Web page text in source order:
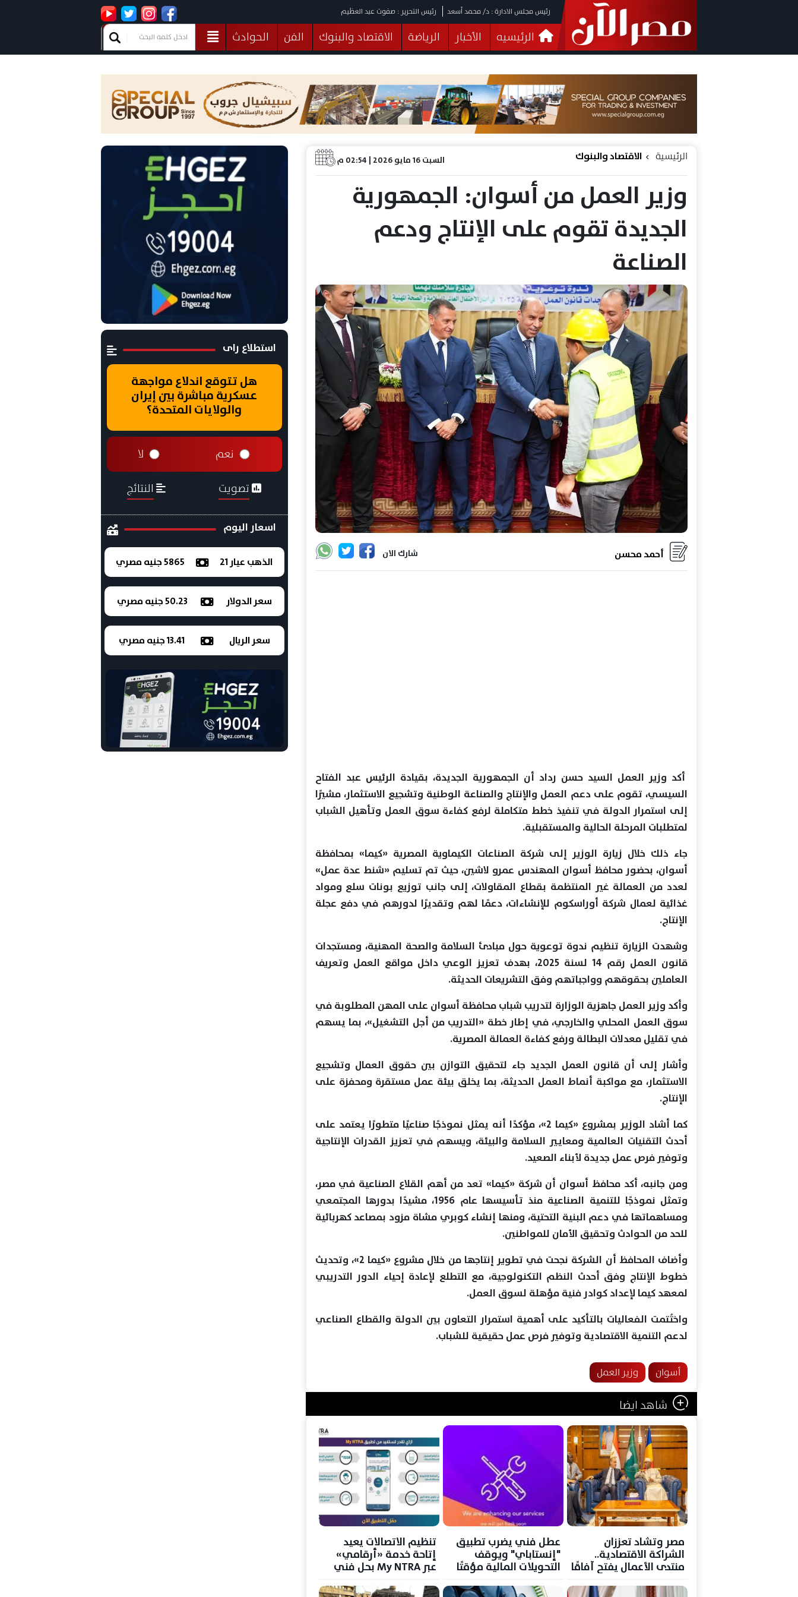
رئيس مجلس الادارة : د/ محمد أسعد رئيس التحرير : صفوت عبد العظيم
الرئيسيه الأخبار الرياضة الاقتصاد والبنوك الفن
الحوادث
فيديوهات
البرلمان صحة الثقافة خدمات منوعات
السبت 16 مايو 2026 | 02:54 م الرئيسية الاقتصاد والبنوك
وزير العمل من أسوان: الجمهورية
الجديدة تقوم على الإنتاج ودعم
الصناعة
شارك الان أحمد محسن
أكد وزير العمل السيد حسن رداد أن الجمهورية الجديدة، بقيادة الرئيس عبد الفتاح
السيسي، تقوم على دعم العمل والإنتاج والصناعة الوطنية وتشجيع الاستثمار، مشيرًا
إلى استمرار الدولة في تنفيذ خطط متكاملة لرفع كفاءة سوق العمل وتأهيل الشباب
لمتطلبات المرحلة الحالية والمستقبلية.
جاء ذلك خلال زيارة الوزير إلى شركة الصناعات الكيماوية المصرية «كيما» بمحافظة
أسوان، بحضور محافظ أسوان المهندس عمرو لاشين، حيث تم تسليم «شنط عدة عمل»
لعدد من العمالة غير المنتظمة بقطاع المقاولات، إلى جانب توزيع بونات سلع ومواد
غذائية لعمال شركة أوراسكوم للإنشاءات، دعمًا لهم وتقديرًا لدورهم في دفع عجلة
الإنتاج.
وشهدت الزيارة تنظيم ندوة توعوية حول مبادئ السلامة والصحة المهنية، ومستجدات
قانون العمل رقم 14 لسنة 2025، بهدف تعزيز الوعي داخل مواقع العمل وتعريف
العاملين بحقوقهم وواجباتهم وفق التشريعات الحديثة.
وأكد وزير العمل جاهزية الوزارة لتدريب شباب محافظة أسوان على المهن المطلوبة في
سوق العمل المحلي والخارجي، في إطار خطة «التدريب من أجل التشغيل»، بما يسهم
في تقليل معدلات البطالة ورفع كفاءة العمالة المصرية.
وأشار إلى أن قانون العمل الجديد جاء لتحقيق التوازن بين حقوق العمال وتشجيع
الاستثمار، مع مواكبة أنماط العمل الحديثة، بما يخلق بيئة عمل مستقرة ومحفزة على
الإنتاج.
كما أشاد الوزير بمشروع «كيما 2»، مؤكدًا أنه يمثل نموذجًا صناعيًا متطورًا يعتمد على
أحدث التقنيات العالمية ومعايير السلامة والبيئة، ويسهم في تعزيز القدرات الإنتاجية
وتوفير فرص عمل جديدة لأبناء الصعيد.
ومن جانبه، أكد محافظ أسوان أن شركة «كيما» تعد من أهم القلاع الصناعية في مصر،
وتمثل نموذجًا للتنمية الصناعية منذ تأسيسها عام 1956، مشيدًا بدورها المجتمعي
ومساهماتها في دعم البنية التحتية، ومنها إنشاء كوبري مشاة مزود بمصاعد كهربائية
للحد من الحوادث وتحقيق الأمان للمواطنين.
وأضاف المحافظ أن الشركة نجحت في تطوير إنتاجها من خلال مشروع «كيما 2»، وتحديث
خطوط الإنتاج وفق أحدث النظم التكنولوجية، مع التطلع لإعادة إحياء الدور التدريبي
لمعهد كيما لإعداد كوادر فنية مؤهلة لسوق العمل.
واختُتمت الفعاليات بالتأكيد على أهمية استمرار التعاون بين الدولة والقطاع الصناعي
لدعم التنمية الاقتصادية وتوفير فرص عمل حقيقية للشباب.
أسوان وزير العمل
شاهد ايضا
مصر وتشاد تعززان
الشراكة الاقتصادية..
منتدى الأعمال يفتح آفاقًا
عطل فني يضرب تطبيق
"إنستاباي" ويوقف
التحويلات المالية مؤقتًا
تنظيم الاتصالات يعيد
إتاحة خدمة «أرقامي»
عبر My NTRA بحل فني
المستخدمين
استطلاع راى
هل تتوقع اندلاع مواجهة
عسكرية مباشرة بين إيران
والولايات المتحدة؟
نعم لا
تصويت النتائج
اسعار اليوم
الذهب عيار 21 5865 جنيه مصري
سعر الدولار 50.23 جنيه مصري
سعر الريال 13.41 جنيه مصري